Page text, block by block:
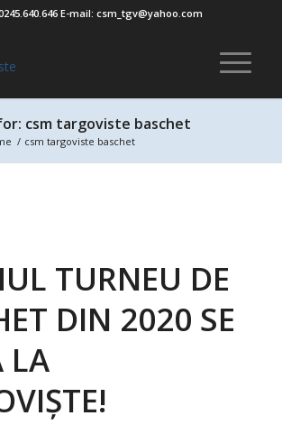
E-mail: csm_tgv@yahoo.com
csm targoviste baschet
/ csm targoviste baschet
TURNEU DE
DIN 2020 SE
LA